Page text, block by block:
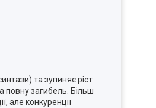
та зупиняє ріст
повну загибель. Більш
але конкуренції